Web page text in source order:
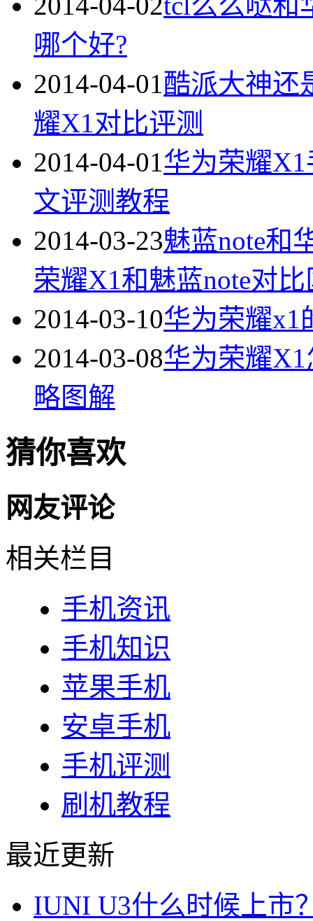
哪个好?
2014-04-01酷派大神还
耀X1对比评测
2014-04-01华为荣耀
文评测教程
2014-03-23魅蓝note和
荣耀X1和魅蓝note对
2014-03-10华为荣耀x1
2014-03-08华为荣耀
略图解
猜你喜欢
网友评论
相关栏目
手机资讯
手机知识
苹果手机
安卓手机
手机评测
刷机教程
最近更新
IUNI U3什么时候上市